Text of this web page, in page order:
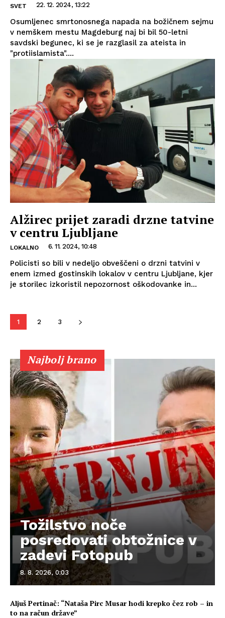
SVET 22. 12. 2024, 13:22
Osumljenec smrtonosnega napada na božičnem sejmu
v nemškem mestu Magdeburg naj bi bil 50-letni
savdski begunec, ki se je razglasil za ateista in
"protiislamista"....
Alžirec prijet zaradi drzne tatvine
v centru Ljubljane
LOKALNO 6. 11. 2024, 10:48
Policisti so bili v nedeljo obveščeni o drzni tatvini v
enem izmed gostinskih lokalov v centru Ljubljane, kjer
je storilec izkoristil nepozornost oškodovanke in...
1 2 3
Najbolj brano
Tožilstvo noče
posredovati obtožnice v
zadevi Fotopub
8. 8. 2026, 0:03
Aljuš Pertinač: “Nataša Pirc Musar hodi krepko čez rob – in
to na račun države”